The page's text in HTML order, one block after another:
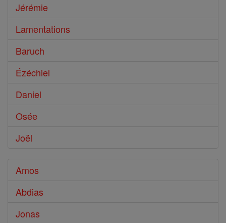
Jérémie
Lamentations
Baruch
Ézéchiel
Daniel
Osée
Joël
Amos
Abdias
Jonas